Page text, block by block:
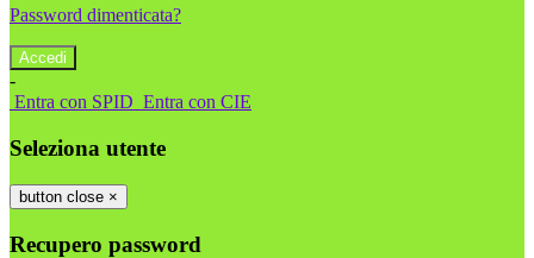
Password dimenticata?
-
Entra con SPID Entra con CIE
Seleziona utente
button close ×
Recupero password